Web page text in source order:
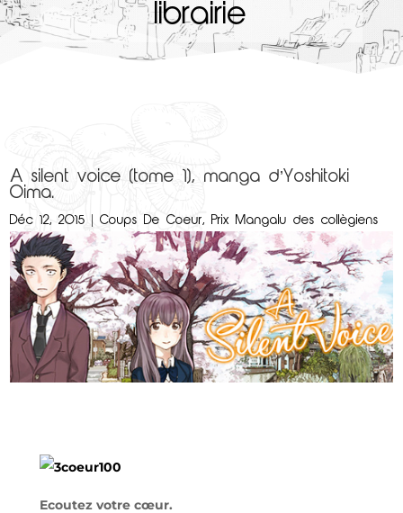
librairie
A silent voice (tome 1), manga d’Yoshitoki
Oima.
Déc 12, 2015 |Coups De Coeur, Prix Mangalu des collègiens
Ecoutez votre cœur.